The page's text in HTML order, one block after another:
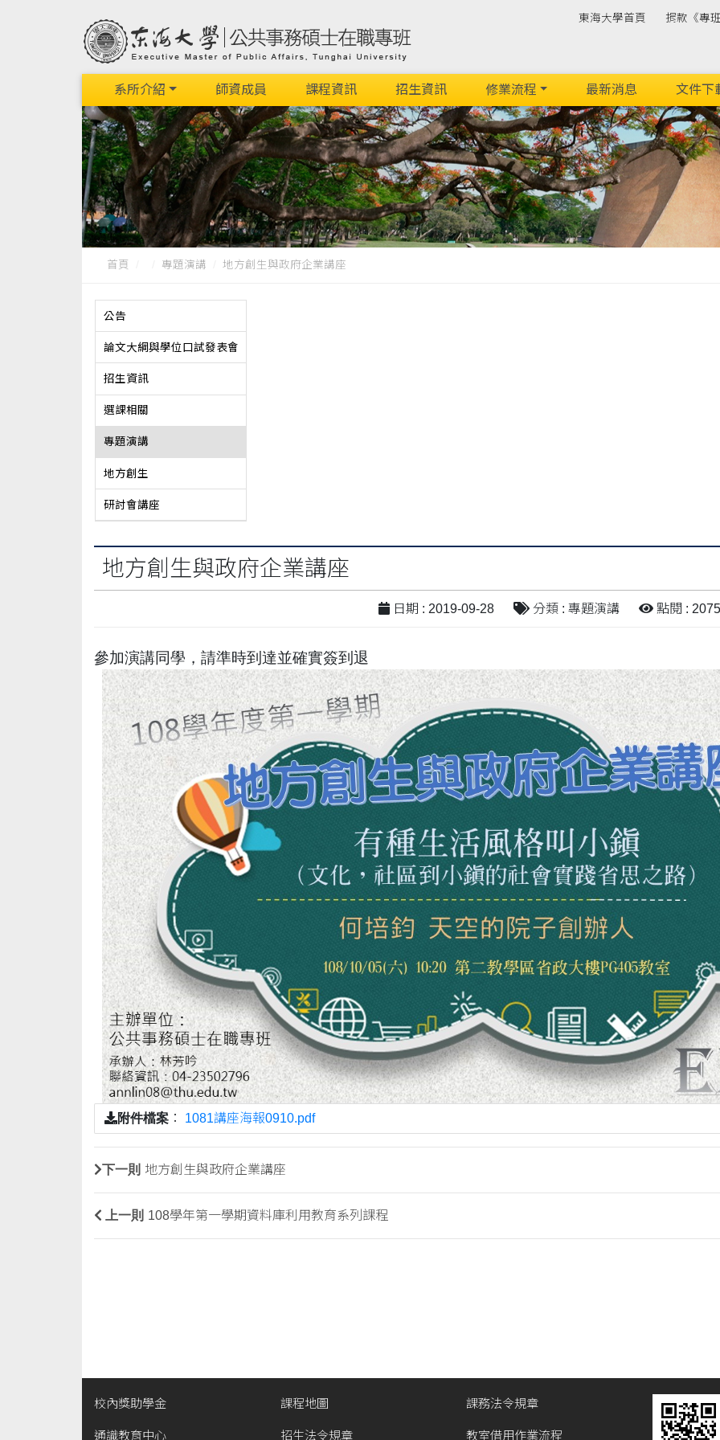
東海大學首頁 捐款《專
系所介紹 師資成員 課程資訊 招生資訊 修業流程 最新消息 文件下
首頁 專題演講 地方創生與政府企業講座
公告
論文大綱與學位口試發表會
招生資訊
選課相關
專題演講
地方創生
研討會講座
地方創生與政府企業講座
日期 : 2019-09-28 分類 : 專題演講 點閱 : 2075
參加演講同學，請準時到達並確實簽到退
附件檔案 ： 1081講座海報0910.pdf
下一則 地方創生與政府企業講座
上一則 108學年第一學期資料庫利用教育系列課程
校內獎助學金
通識教育中心
課程地圖
招生法令規章
課務法令規章
教室借用作業流程